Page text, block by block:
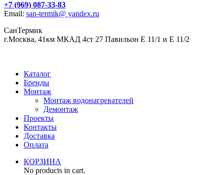
+7 (969) 087-33-83
Email: san-termik@ yandex.ru
СанТермик
г.Москва, 41км МКАД 4ст 27 Павильон Е 11/1 и Е 11/2
Каталог
Бренды
Монтаж
Монтаж водонагревателей
Демонтаж
Проекты
Контакты
Доставка
Оплата
КОРЗИНА
No products in cart.